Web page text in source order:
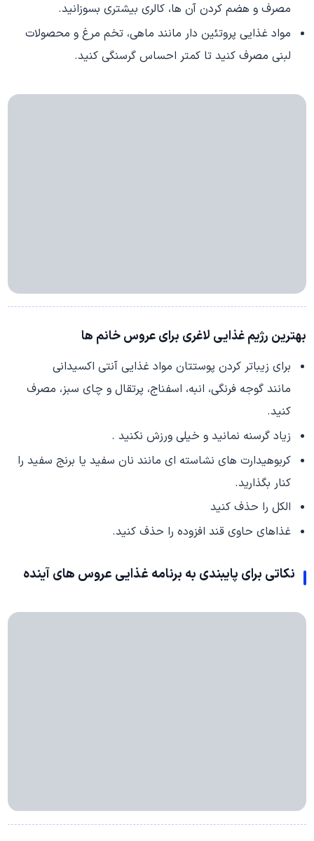
مصرف و هضم کردن آن ها، کالری بیشتری بسوزانید.
مواد غذایی پروتئین دار مانند ماهی، تخم مرغ و محصولات
لبنی مصرف کنید تا کمتر احساس گرسنگی کنید.
بهترین رژیم غذایی لاغری برای عروس خانم ها
برای زیباتر کردن پوستتان مواد غذایی آنتی اکسیدانی
مانند گوجه فرنگی، انبه، اسفناج، پرتقال و چای سبز، مصرف
کنید.
زیاد گرسنه نمانید و خیلی ورزش نکنید .
کربوهیدارت های نشاسته ای مانند نان سفید یا برنج سفید را
کنار بگذارید.
الکل را حذف کنید
غذاهای حاوی قند افزوده را حذف کنید.
نکاتی برای پایبندی به برنامه غذایی عروس های آینده